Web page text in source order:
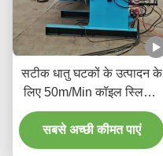
सटीक धातु घटकों के उत्पादन के
लिए 50m/Min कॉइल स्लिटिंग
मशीन वाहन निर्माण उद्योग
सबसे अच्छी कीमत पाएं